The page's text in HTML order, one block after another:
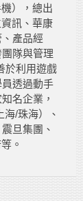
），總出
訊、華康
產品經
隊與管理
於利用遊戲
透過動手
名企業，
/珠海）、
旦集團、
。